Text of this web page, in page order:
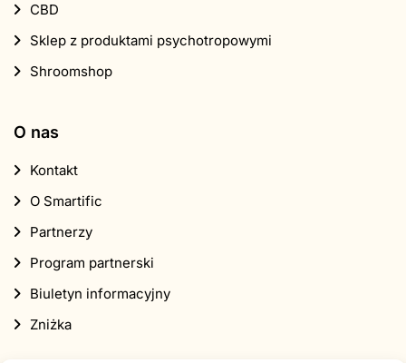
CBD
Sklep z produktami psychotropowymi
Shroomshop
O nas
Kontakt
O Smartific
Partnerzy
Program partnerski
Biuletyn informacyjny
Zniżka